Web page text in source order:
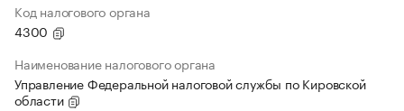
Код налогового органа
4300
Наименование налогового органа
Управление Федеральной налоговой службы по Кировской
области